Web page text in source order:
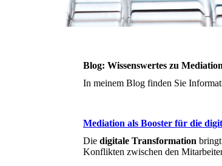
Blog: Wissenswertes zu
In meinem Blog finden Sie
Mediation als Booster für die
Die digitale Transformation
Konflikten zwischen den